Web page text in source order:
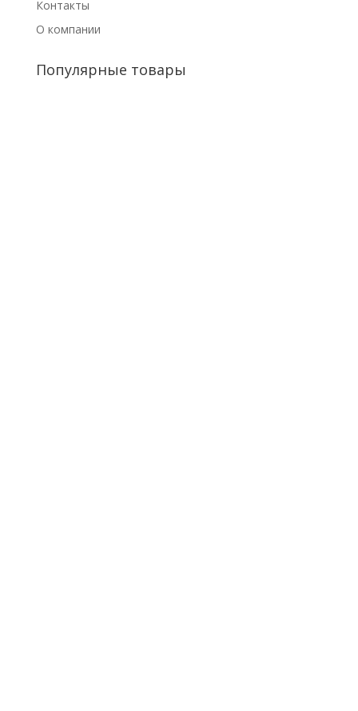
Контакты
О компании
Популярные товары